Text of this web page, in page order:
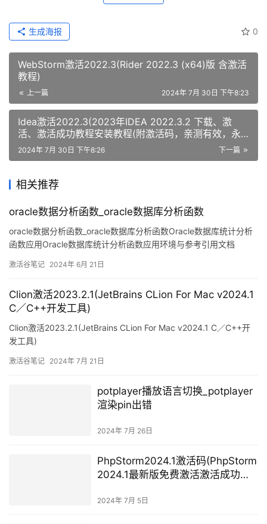
0
生成海报
WebStorm激活2022.3(Rider 2022.3 (x64)版 含激活
教程)
上一篇 2024年 7月 30日 下午8:23
Idea激活2022.3(2023年IDEA 2022.3.2 下载、激
活、激活成功教程安装教程(附激活码，亲测有效，永
久激活))
下一篇
2024年 7月 30日 下午8:26
相关推荐
oracle数据分析函数_oracle数据库分析函数
oracle数据分析函数_oracle数据库分析函数Oracle数据库统计分析
函数应用Oracle数据库统计分析函数应用环境与参考引用文档
(SQL_Language_Re
激活谷笔记 2024年 6月 21日
Clion激活2023.2.1(JetBrains CLion For Mac v2024.1
C／C++开发工具)
Clion激活2023.2.1(JetBrains CLion For Mac v2024.1 C／C++开
发工具)
激活谷笔记 2024年 7月 21日
potplayer播放语言切换_potplayer
渲染pin出错
2024年 7月 26日
PhpStorm2024.1激活码(PhpStorm
2024.1最新版免费激活激活成功教
码）-永久持续更新)
2024年 7月 5日